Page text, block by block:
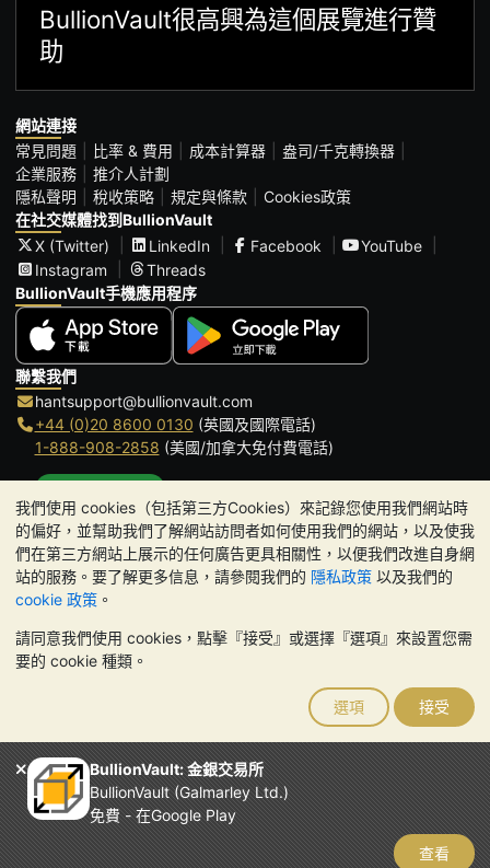
我們使用 cookies（包括第三方Cookies）來記錄您使用我們網站時
的偏好，並幫助我們了解網站訪問者如何使用我們的網站，以及使我
們在第三方網站上展示的任何廣告更具相關性，以便我們改進自身網
站的服務。要了解更多信息，請參閱我們的 隱私政策 以及我們的
cookie 政策 。
請同意我們使用 cookies，點擊『接受』或選擇『選項』來設置您需
要的 cookie 種類。
選項 接受
BullionVault: 金銀交易所
BullionVault (Galmarley Ltd.)
免費 - 在Google Play
查看
BullionVault很高興為這個展覽進行贊
助
網站連接
常見問題
比率 & 費用 成本計算器
盎司/千克轉換器
企業服務
推介人計劃
隱私聲明
稅收策略 規定與條款
Cookies政策
在社交媒體找到BullionVault
X (Twitter)
LinkedIn Facebook
YouTube
Instagram
Threads
BullionVault手機應用程序
聯繫我們
hantsupport@bullionvault.com
+44 (0)20 8600 0130 (英國及國際電話)
1-888-908-2858 (美國/加拿大免付費電話)
辦公時間:
9am to 8:30pm (英國時間), 周一至周五
Galmarley Ltd T/A BullionVault
3 Shortlands (7th Floor)
London
W6 8DA
貴金屬的價值可能下跌也可能上漲。歷史趨勢不能保證未來
的價格走勢。BullionVault 網站及其任何通訊中的任何內容均不構成
投資建議。您應該考慮尋求專業建議，以確定投資並持有金條是否適
合您。
Galmarley Ltd，以 BullionVault 名義進行交易，在英格蘭和威爾斯
註冊，註冊號碼：4943684
BullionVault Ltd © 2026